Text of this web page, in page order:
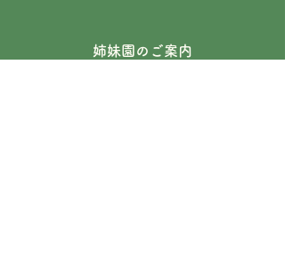
姉妹園のご案内